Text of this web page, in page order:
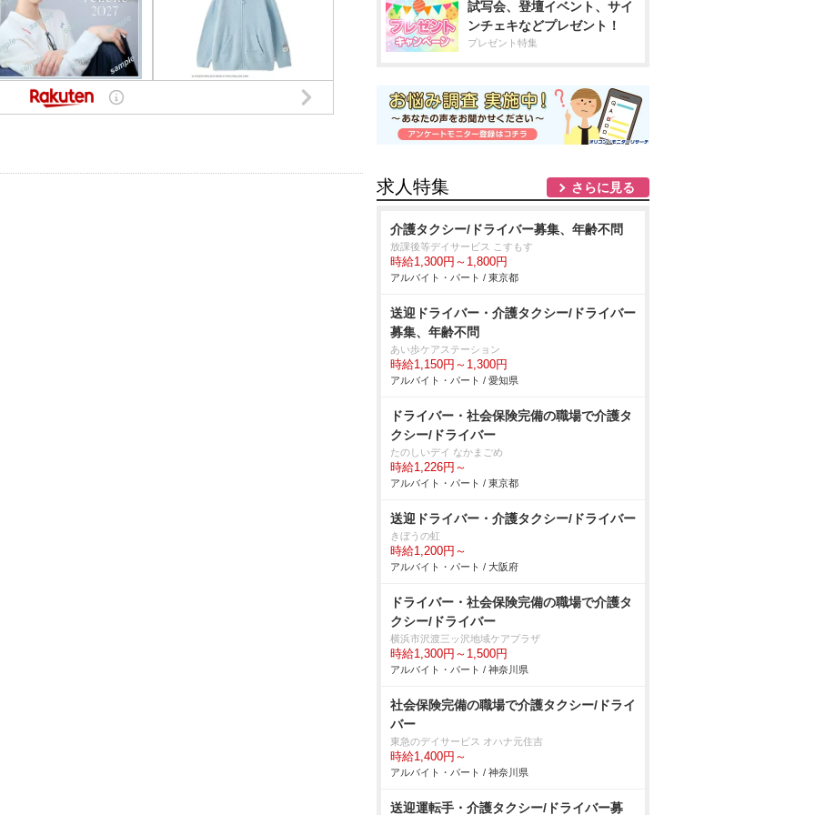
試写会、登壇イベント、サイ
ンチェキなどプレゼント！
プレゼント特集
求人特集 さらに見る
介護タクシー/ドライバー募集、年齢不問
放課後等デイサービス こすもす
時給1,300円～1,800円
アルバイト・パート / 東京都
送迎ドライバー・介護タクシー/ドライバー
募集、年齢不問
あい歩ケアステーション
時給1,150円～1,300円
アルバイト・パート / 愛知県
ドライバー・社会保険完備の職場で介護タ
クシー/ドライバー
たのしいデイ なかまごめ
時給1,226円～
アルバイト・パート / 東京都
送迎ドライバー・介護タクシー/ドライバー
きぼうの虹
時給1,200円～
アルバイト・パート / 大阪府
ドライバー・社会保険完備の職場で介護タ
クシー/ドライバー
横浜市沢渡三ッ沢地域ケアプラザ
時給1,300円～1,500円
アルバイト・パート / 神奈川県
社会保険完備の職場で介護タクシー/ドライ
バー
東急のデイサービス オハナ元住吉
時給1,400円～
アルバイト・パート / 神奈川県
送迎運転手・介護タクシー/ドライバー募